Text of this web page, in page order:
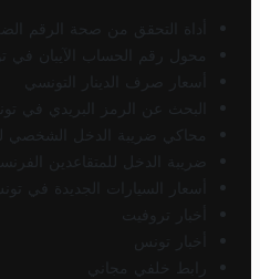
أداة التحقق من صحة الرقم
محول رقم الحساب الآيبان في
أسعار صرف الدينار التونسي
البحث عن الرمز البريدي في
محاكي ضريبة الدخل الشخصي
ضريبة الدخل للمتقاعدين
أسعار السيارات الجديدة في
أخبار تروفيت
أخبار تونس
رابط خلفي مجاني